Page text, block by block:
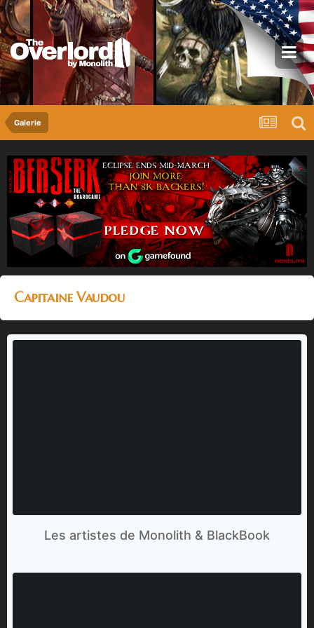
Galerie
Capitaine Vaudou
Les artistes de Monolith & BlackBook